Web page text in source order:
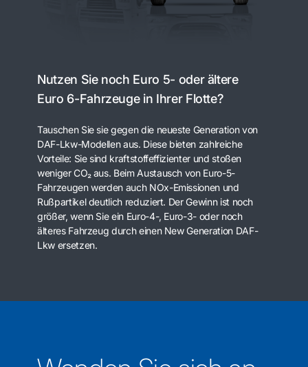
Nutzen Sie noch Euro 5- oder ältere
Euro 6-Fahrzeuge in Ihrer Flotte?
Tauschen Sie sie gegen die neueste Generation von
DAF-Lkw-Modellen aus. Diese bieten zahlreiche
Vorteile: Sie sind kraftstoffeffizienter und stoßen
weniger CO₂ aus. Beim Austausch von Euro-5-
Fahrzeugen werden auch NOx-Emissionen und
Rußpartikel deutlich reduziert. Der Gewinn ist noch
größer, wenn Sie ein Euro-4-, Euro-3- oder noch
älteres Fahrzeug durch einen New Generation DAF-
Lkw ersetzen.